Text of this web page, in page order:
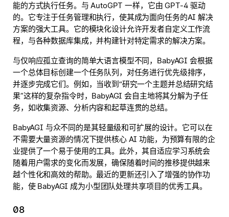
能的方式执行任务。与 AutoGPT 一样，它由 GPT-4 驱动
的。它专注于任务管理和执行，使其成为面向任务的AI 解决
方案的强大工具。它的模块化设计允许开发者自定义工作流
程，与各种数据库集成，并构建针对特定需求的解决方案。
与仅响应孤立查询的简单大语言模型不同，BabyAGI 会根据
一个总体目标创建一个任务队列，对任务进行优先级排序，
并逐步完成它们。例如，当收到“研究一个主题并总结研究结
果”这样的复杂指令时，BabyAGI 会自主地将其分解为子任
务，如收集资源、分析内容和起草连贯的总结。
BabyAGI 与众不同的是其轻量级和可扩展的设计。它可以在
不需要大量资源的情况下提供核心 AI 功能，为预算有限的企
业提供了一个易于使用的工具。此外，其自适应学习系统会
随着用户需求的变化而发展，确保随着时间的推移提供越来
越个性化和高效的帮助。最近的更新还引入了增强的协作功
能，使 BabyAGI 成为小型团队处理共享项目的优秀工具。
08